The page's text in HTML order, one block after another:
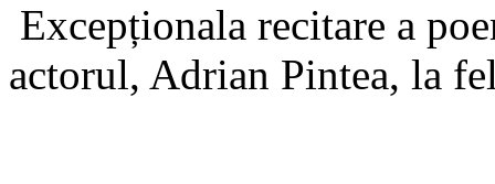
Excepționala recitare a
actorul, Adrian Pintea, la